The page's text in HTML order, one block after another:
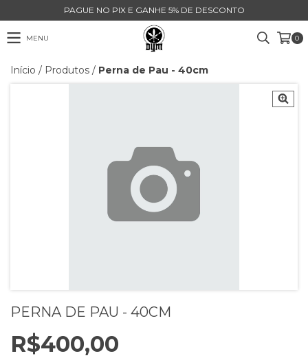
PAGUE NO PIX E GANHE 5% DE DESCONTO
MENU 0
Início / Produtos / Perna de Pau - 40cm
PERNA DE PAU - 40CM
R$400,00